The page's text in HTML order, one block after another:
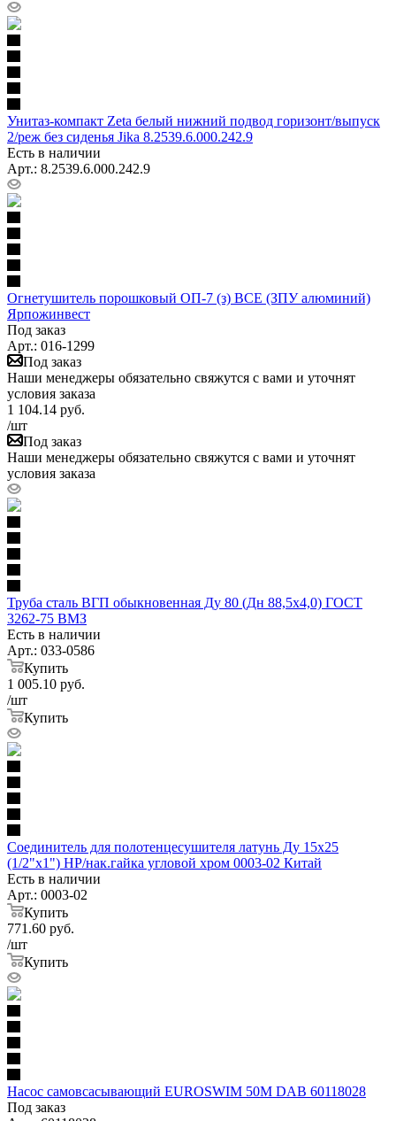
Унитаз-компакт Zeta белый нижний подвод горизонт/выпуск
2/реж без сиденья Jika 8.2539.6.000.242.9
Есть в наличии
Арт.: 8.2539.6.000.242.9
Огнетушитель порошковый ОП-7 (з) ВСЕ (ЗПУ алюминий)
Ярпожинвест
Под заказ
Арт.: 016-1299
Под заказ
Наши менеджеры обязательно свяжутся с вами и уточнят
условия заказа
1 104.14 руб.
/шт
Под заказ
Наши менеджеры обязательно свяжутся с вами и уточнят
условия заказа
Труба сталь ВГП обыкновенная Ду 80 (Дн 88,5х4,0) ГОСТ
3262-75 ВМЗ
Есть в наличии
Арт.: 033-0586
Купить
1 005.10 руб.
/шт
Купить
Соединитель для полотенцесушителя латунь Ду 15х25
(1/2"х1") НР/нак.гайка угловой хром 0003-02 Китай
Есть в наличии
Арт.: 0003-02
Купить
771.60 руб.
/шт
Купить
Насос самовсасывающий EUROSWIM 50M DAB 60118028
Под заказ